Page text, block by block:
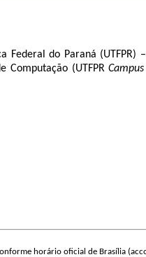
Federal do Paraná (UTFPR) –
Computação (UTFPRCampus
horário oficial de Brasília